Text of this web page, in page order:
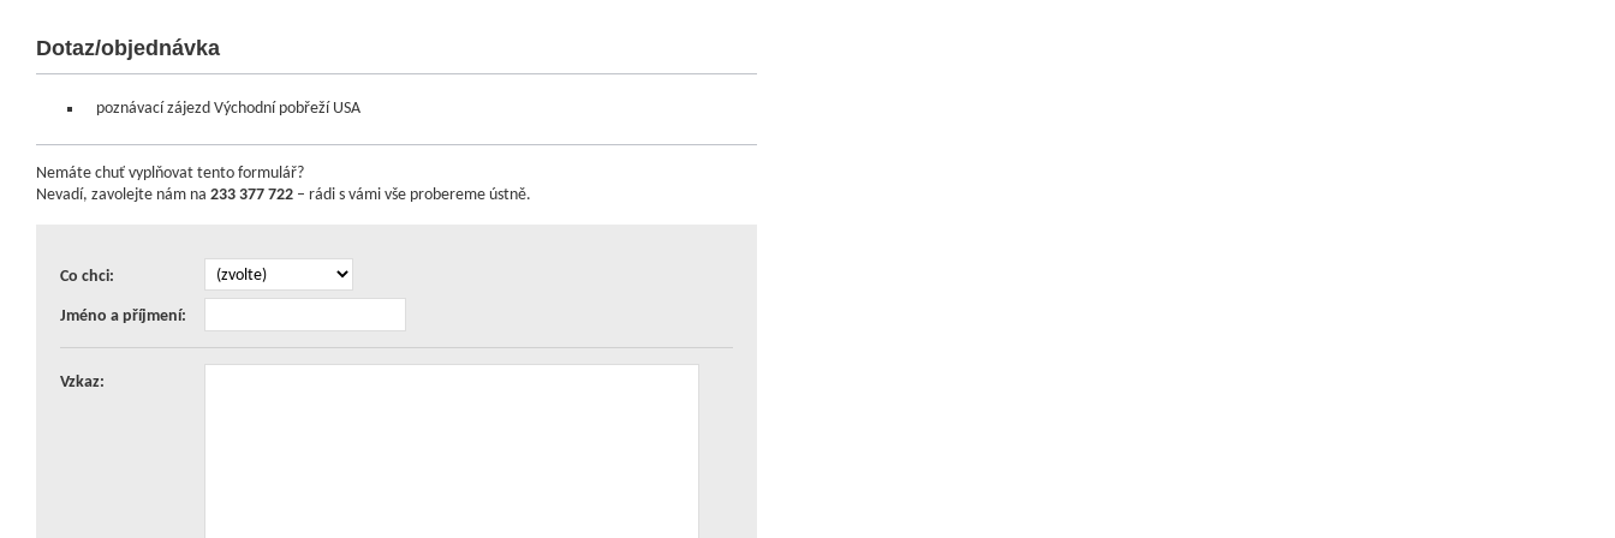
Dotaz/objednávka
poznávací zájezd Východní pobřeží USA
Nemáte chuť vyplňovat tento formulář?
Nevadí, zavolejte nám na 233 377 722 – rádi s vámi vše probereme ústně.
Co chci:
Jméno a příjmení:
Vzkaz: